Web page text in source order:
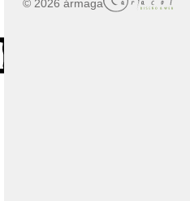
© 2026 ármaga